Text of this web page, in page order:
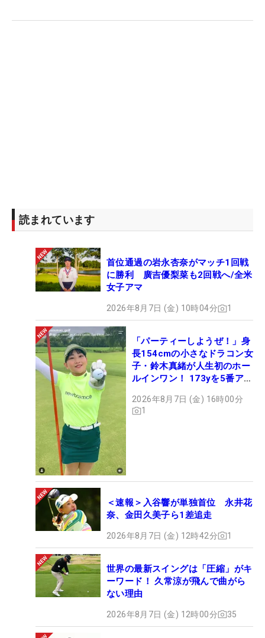
読まれています
首位通過の岩永杏奈がマッチ1回戦
に勝利 廣吉優梨菜も2回戦へ/全米
女子アマ
2026年8月7日 (金) 10時04分 1
「パーティーしようぜ！」身
長154cmの小さなドラコン女
子・鈴木真緒が人生初のホー
ルインワン！ 173yを5番アイ
2026年8月7日 (金) 16時00分
1
＜速報＞入谷響が単独首位 永井花
奈、金田久美子ら1差追走
2026年8月7日 (金) 12時42分 1
世界の最新スイングは「圧縮」がキ
ーワード！ 久常涼が飛んで曲がら
ない理由
2026年8月7日 (金) 12時00分 35